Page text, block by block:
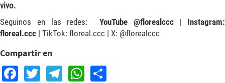
vivo.
Seguinos en las redes:
YouTube @florealccc| Instagram:
floreal.ccc | TikTok: floreal.ccc | X: @florealccc
Compartir en
Facebook
TwitterTelegram
WhatsApp